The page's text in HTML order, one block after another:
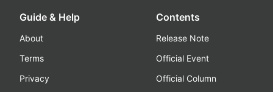
Guide & Help
About
Terms
Privacy
Contents
Release Note
Official Event
Official Column